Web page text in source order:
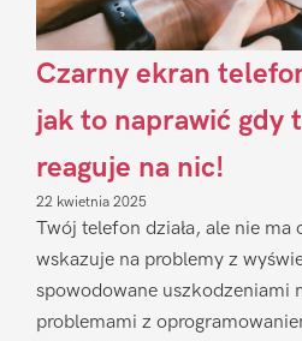
Czarny ekran
jak to naprawić gdy
reaguje na nic!
22 kwietnia 2025
Twój telefon działa, ale nie ma
wskazuje na problemy z
spowodowane uszkodzeniami
problemami z